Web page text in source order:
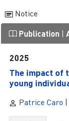
Notice
Publication
2025
The impact of
young
Patrice Caro